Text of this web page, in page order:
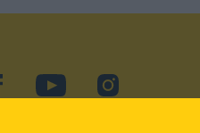
facebookYouTubeInstagram